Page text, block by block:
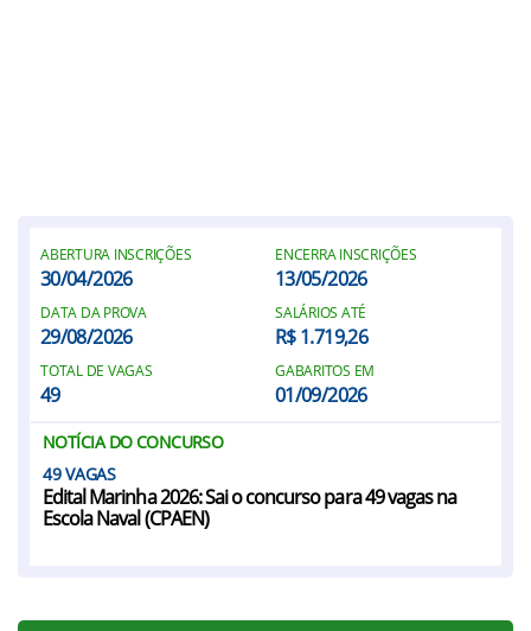
ABERTURA INSCRIÇÕES
30/04/2026
ENCERRA INSCRIÇÕES
13/05/2026
DATA DA PROVA
29/08/2026
SALÁRIOS ATÉ
R$ 1.719,26
TOTAL DE VAGAS
49
GABARITOS EM
01/09/2026
NOTÍCIA DO CONCURSO
49
Edital Marinha 2026: Sai o concurso para 49 vagas na
Escola Naval (CPAEN)